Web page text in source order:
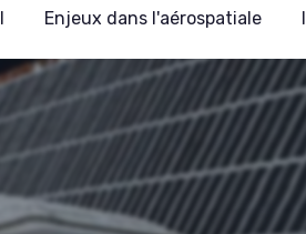
Enjeux dans l'aérospatiale